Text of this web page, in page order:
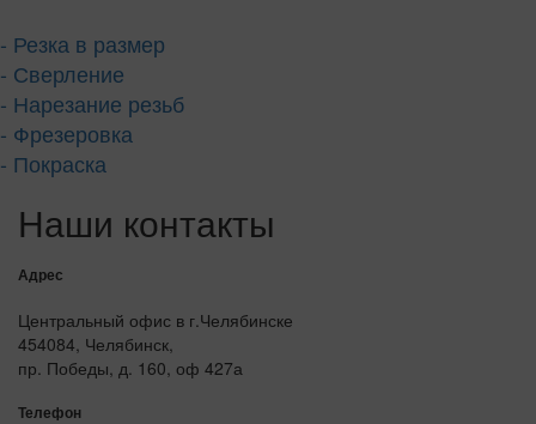
- Резка в размер
- Сверление
- Нарезание резьб
- Фрезеровка
- Покраска
Наши контакты
Адрес
Центральный офис в г.Челябинске
454084, Челябинск,
пр. Победы, д. 160, оф 427а
Телефон